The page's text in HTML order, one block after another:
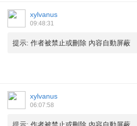
xylvanus
09:48:31
提示: 作者被禁止或刪除 內容自動屏蔽
xylvanus
06:07:58